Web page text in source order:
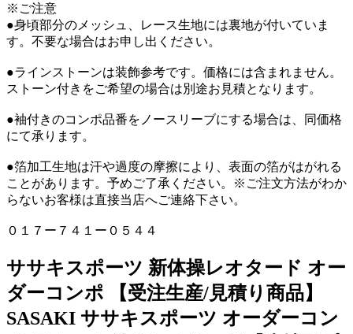
※ご注意
●身頃部分のメッシュ、レース生地には裏地が付いていま
す。不要な場合はお申し出ください。
●ラインストーンは装飾参考です。価格には含まれません。
ストーン付きをご希望の場合は別途お見積となります。
●袖付きのコンポ品番をノースリーブにする場合は、同価格
にて承ります。
●箔加工生地は汗や過度の摩擦により、表面の箔がはがれる
ことがあります。予めご了承ください。※ご注文方法がわか
らないお客様は直接当店へご連絡下さい。
０１７ー７４１ー０５４４
ササキスポーツ 新体操レオタード オー
ダーコンポ 【受注生産/見積り商品】
SASAKI ササキスポーツ オーダーコン